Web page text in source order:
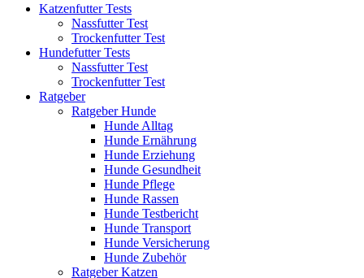
Katzenfutter Tests
Nassfutter Test
Trockenfutter Test
Hundefutter Tests
Nassfutter Test
Trockenfutter Test
Ratgeber
Ratgeber Hunde
Hunde Alltag
Hunde Ernährung
Hunde Erziehung
Hunde Gesundheit
Hunde Pflege
Hunde Rassen
Hunde Testbericht
Hunde Transport
Hunde Versicherung
Hunde Zubehör
Ratgeber Katzen